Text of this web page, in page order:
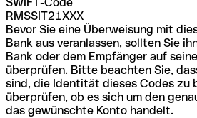
RMSSIT21XXX
Bevor Sie eine Überweisung mit
Bank aus veranlassen, sollten Sie
Bank oder dem Empfänger auf
überprüfen. Bitte beachten Sie,
sind, die Identität dieses Codes zu
überprüfen, ob es sich um den
das gewünschte Konto handelt.